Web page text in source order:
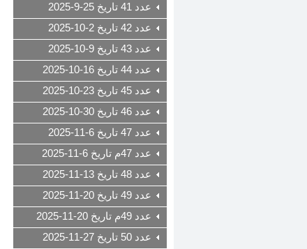
عدد 41 تاريخ 25-9-2025
عدد 42 تاريخ 2-10-2025
عدد 43 تاريخ 9-10-2025
عدد 44 تاريخ 16-10-2025
عدد 45 تاريخ 23-10-2025
عدد 46 تاريخ 30-10-2025
عدد 47 تاريخ 6-11-2025
عدد 47م تاريخ 6-11-2025
عدد 48 تاريخ 13-11-2025
عدد 49 تاريخ 20-11-2025
عدد 49م تاريخ 20-11-2025
عدد 50 تاريخ 27-11-2025